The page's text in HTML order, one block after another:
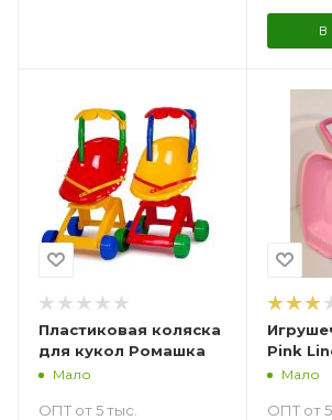
В
Пластиковая коляска
для кукол Ромашка
Мало
ОПТ от 5 тыс.
Pink
Мало
ОПТ от 5